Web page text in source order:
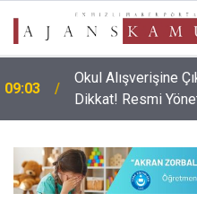
09:03
Okul Alışverişine
Dikkat! Resmi